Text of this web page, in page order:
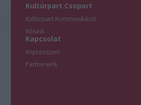
Kultúrpart Csoport
Kultúrpart Kommunikáció
Rólunk
Kapcsolat
Impresszum
Partnereink